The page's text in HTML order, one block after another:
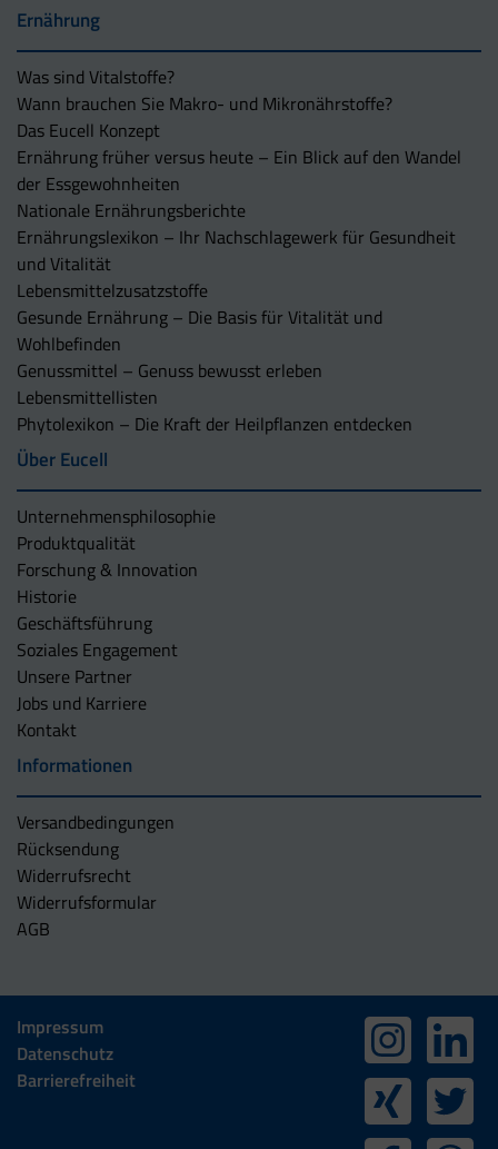
Ernährung
Was sind Vitalstoffe?
Wann brauchen Sie Makro- und Mikronährstoffe?
Das Eucell Konzept
Ernährung früher versus heute – Ein Blick auf den Wandel
der Essgewohnheiten
Nationale Ernährungsberichte
Ernährungslexikon – Ihr Nachschlagewerk für Gesundheit
und Vitalität
Lebensmittelzusatzstoffe
Gesunde Ernährung – Die Basis für Vitalität und
Wohlbefinden
Genussmittel – Genuss bewusst erleben
Lebensmittellisten
Phytolexikon – Die Kraft der Heilpflanzen entdecken
Über Eucell
Unternehmens­philosophie
Produktqualität
Forschung & Innovation
Historie
Geschäftsführung
Soziales Engagement
Unsere Partner
Jobs und Karriere
Kontakt
Informationen
Versandbedingungen
Rücksendung
Widerrufsrecht
Widerrufsformular
AGB
Impressum
Datenschutz
Barrierefreiheit